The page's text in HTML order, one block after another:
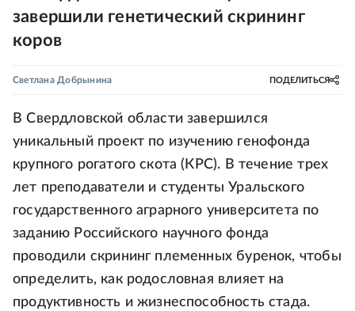
завершили генетический скрининг
коров
Светлана Добрынина ПОДЕЛИТЬСЯ
В Свердловской области завершился
уникальный проект по изучению генофонда
крупного рогатого скота (КРС). В течение трех
лет преподаватели и студенты Уральского
государственного аграрного университета по
заданию Российского научного фонда
проводили скрининг племенных буренок, чтобы
определить, как родословная влияет на
продуктивность и жизнеспособность стада.